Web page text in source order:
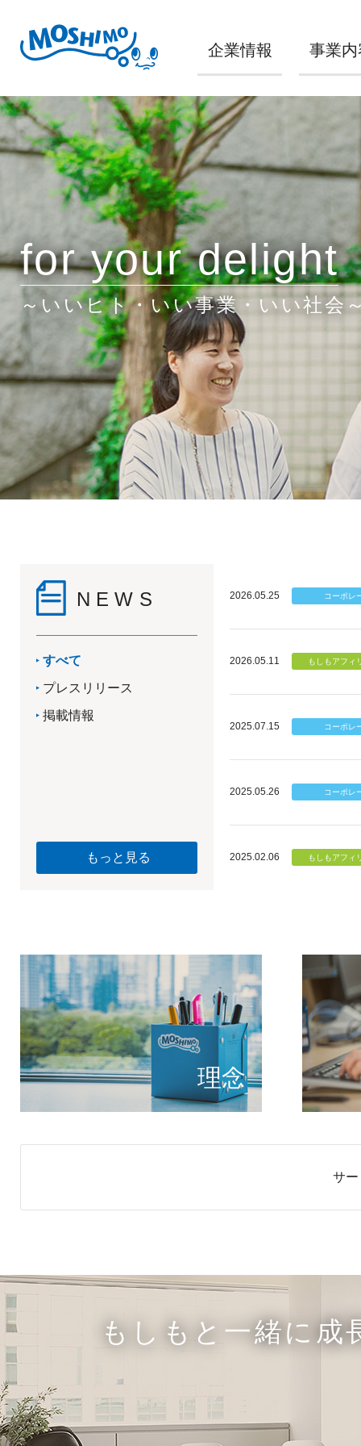
企業情報 事業内
for your delight
～いいヒト・いい事業・いい社会
NEWS
すべて
プレスリリース
掲載情報
もっと見る
2026.05.25
2026.05.11
2025.07.15
2025.05.26
2025.02.06
理念
個のチ
もしもが描く未
サ
もしもと一緒に成